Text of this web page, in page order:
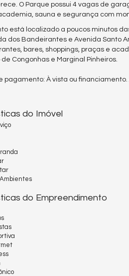
O Parque possui 4 vagas de
sauna e segurança com
está localizado a poucos minutos
dos Bandeirantes e Avenida Santo
bares, shoppings, praças e
Congonhas e Marginal Pinheiros.
pagamento: À vista ou
do Imóvel
do Empreendimento